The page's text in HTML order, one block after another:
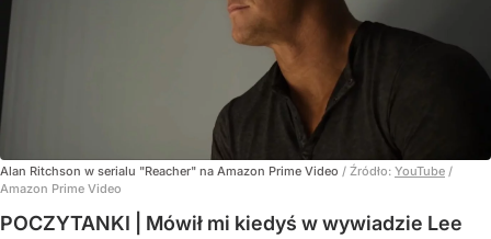
Alan Ritchson w serialu "Reacher" na Amazon Prime Video / Źródło: YouTube /
Amazon Prime Video
POCZYTANKI | Mówił mi kiedyś w wywiadzie Lee